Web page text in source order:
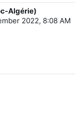
Algérie)
2022, 8:08 AM